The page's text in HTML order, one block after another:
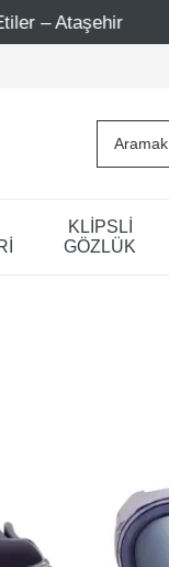
Şimdi Üye
KLİPSLİ
GÖZLÜK